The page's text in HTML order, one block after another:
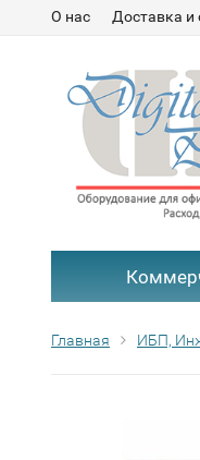
О нас Доставка и
Главная ИБП,